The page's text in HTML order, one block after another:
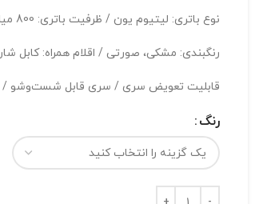
نوع باتری: لیتیوم یون / ظرفیت باتری: 800 میلی آمپر / جنس: پلاستیک ABS
رنگبندی: مشکی، صورتی / اقلام همراه: کابل شارژ و ۳ سری سیلیکونی/ دارای
قابلیت تعویض سری / سری قابل شست‌وشو /
رنگ